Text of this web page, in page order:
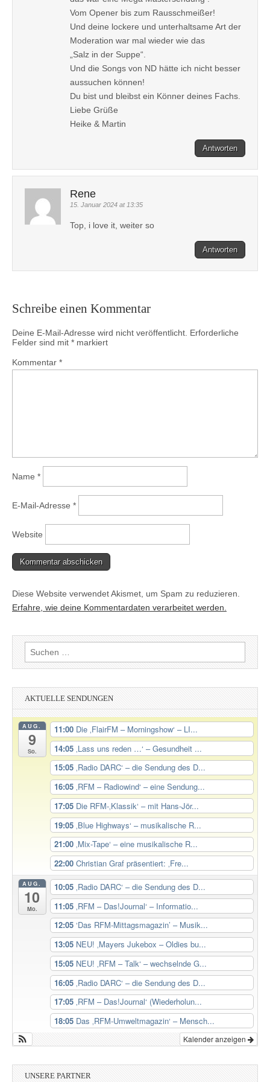
Vom Opener bis zum Rausschmeißer!
Und deine lockere und unterhaltsame Art der
Moderation war mal wieder wie das
„Salz in der Suppe“.
Und die Songs von ND hätte ich nicht besser
aussuchen können!
Du bist und bleibst ein Könner deines Fachs.
Liebe Grüße
Heike & Martin
Antworten
Rene
15. Januar 2024 at 13:35
Top, i love it, weiter so
Antworten
Schreibe einen Kommentar
Deine E-Mail-Adresse wird nicht veröffentlicht. Erforderliche
Felder sind mit * markiert
Kommentar *
Name *
E-Mail-Adresse *
Website
Diese Website verwendet Akismet, um Spam zu reduzieren.
Erfahre, wie deine Kommentardaten verarbeitet werden.
Suchen
nach:
AKTUELLE SENDUNGEN
AUG.
9
So.
11:00 Die ‚FlairFM – Morningshow‘ – LI...
14:05 ‚Lass uns reden …‘ – Gesundheit ...
15:05 ‚Radio DARC‘ – die Sendung des D...
16:05 ‚RFM – Radiowind‘ – eine Sendung...
17:05 Die RFM-‚Klassik‘ – mit Hans-Jör...
19:05 ‚Blue Highways‘ – musikalische R...
21:00 ‚Mix-Tape‘ – eine musikalische R...
22:00 Christian Graf präsentiert: ‚Fre...
AUG.
10
Mo.
10:05 ‚Radio DARC‘ – die Sendung des D...
11:05 ‚RFM – Das!Journal‘ – Informatio...
12:05 ‘Das RFM-Mittagsmagazin’ – Musik...
13:05 NEU! ‚Mayers Jukebox – Oldies bu...
15:05 NEU! ‚RFM – Talk‘ – wechselnde G...
16:05 ‚Radio DARC‘ – die Sendung des D...
17:05 ‚RFM – Das!Journal‘ (Wiederholun...
18:05 Das ‚RFM-Umweltmagazin‘ – Mensch...
Kalender anzeigen
UNSERE PARTNER